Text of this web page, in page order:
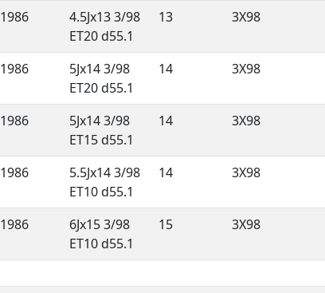
1986
4.5Jx13 3/98
ET20 d55.1
13 3X98
1986
5Jx14 3/98
ET20 d55.1
14 3X98
1986
5Jx14 3/98
ET15 d55.1
14 3X98
1986
5.5Jx14 3/98
ET10 d55.1
14 3X98
1986
6Jx15 3/98
ET10 d55.1
15 3X98